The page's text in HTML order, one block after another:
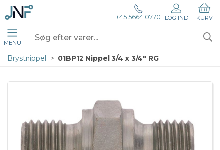
+45 5664 0770 LOG IND KURV
MENU
Brystnippel 01BP12 Nippel 3/4 x 3/4" RG